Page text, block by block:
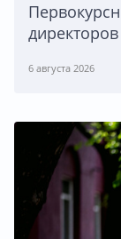
6 августа 2026